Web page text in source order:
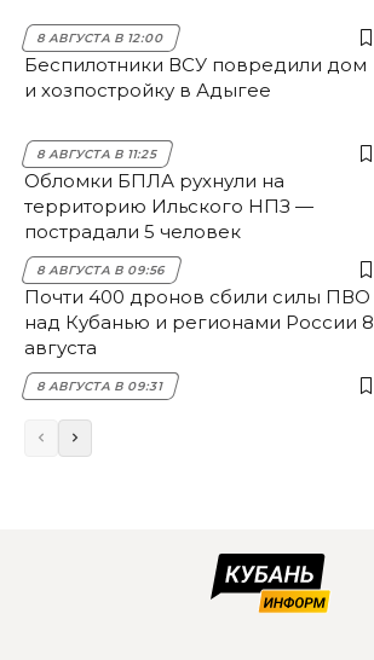
8 АВГУСТА В 12:00
Беспилотники ВСУ повредили дом
и хозпостройку в Адыгее
8 АВГУСТА В 11:25
Обломки БПЛА рухнули на
территорию Ильского НПЗ —
пострадали 5 человек
8 АВГУСТА В 09:56
Почти 400 дронов сбили силы ПВО
над Кубанью и регионами России 8
августа
8 АВГУСТА В 09:31